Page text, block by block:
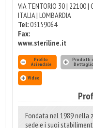
VIA TENTORIO 30 | 22100 |
ITALIA | LOMBARDIA
Tel:03159064
Fax:
www.steriline.it
Profilo
Aziendale
Prodotti
Dettaglio
Video
Fondata nel 1989 nella
sede e i suoi